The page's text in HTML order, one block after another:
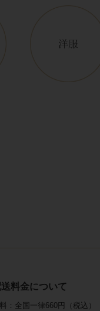
料金について
：全国一律660円（税込）